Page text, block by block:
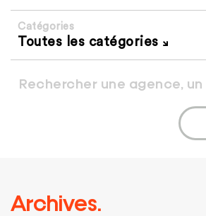
Catégories
Toutes les catégories
Archives.